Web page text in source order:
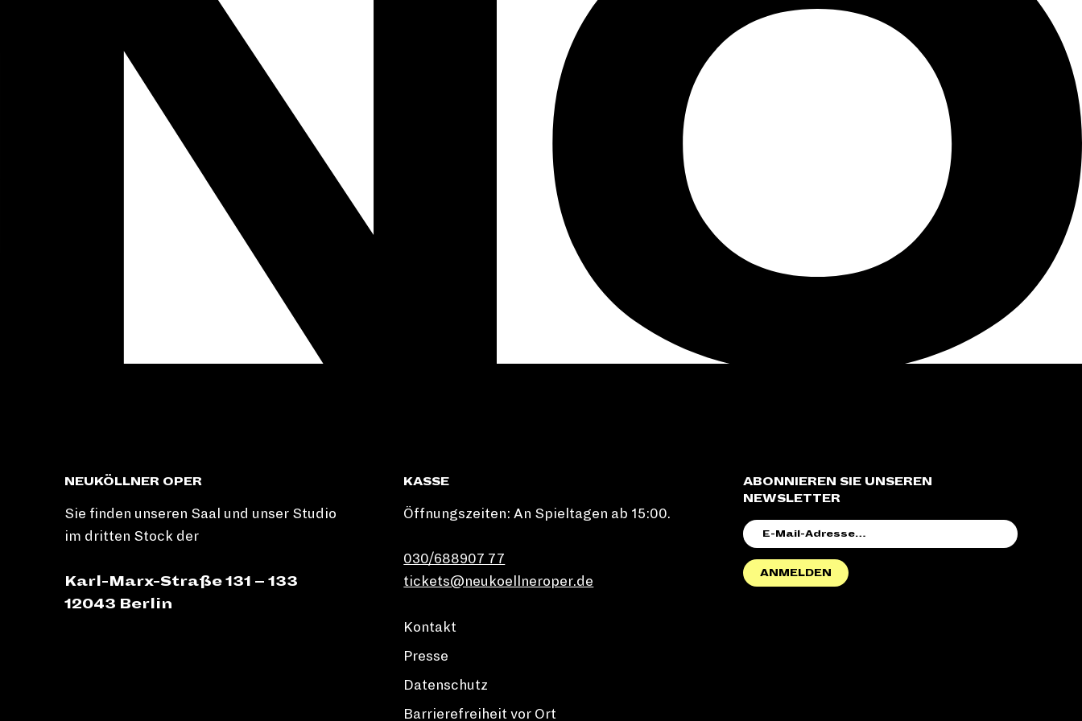
NEUKÖLLNER OPER
Sie finden unseren Saal und unser Studio
im dritten Stock der
Karl-Marx-Straße 131 – 133
12043 Berlin
KASSE
Öffnungszeiten: An Spieltagen ab 15:00.
030/688907 77
tickets@neukoellneroper.de
ABONNIEREN SIE UNSEREN
NEWSLETTER
MAIL-
ANMELDEN
Kontakt
Presse
Datenschutz
Barrierefreiheit vor Ort